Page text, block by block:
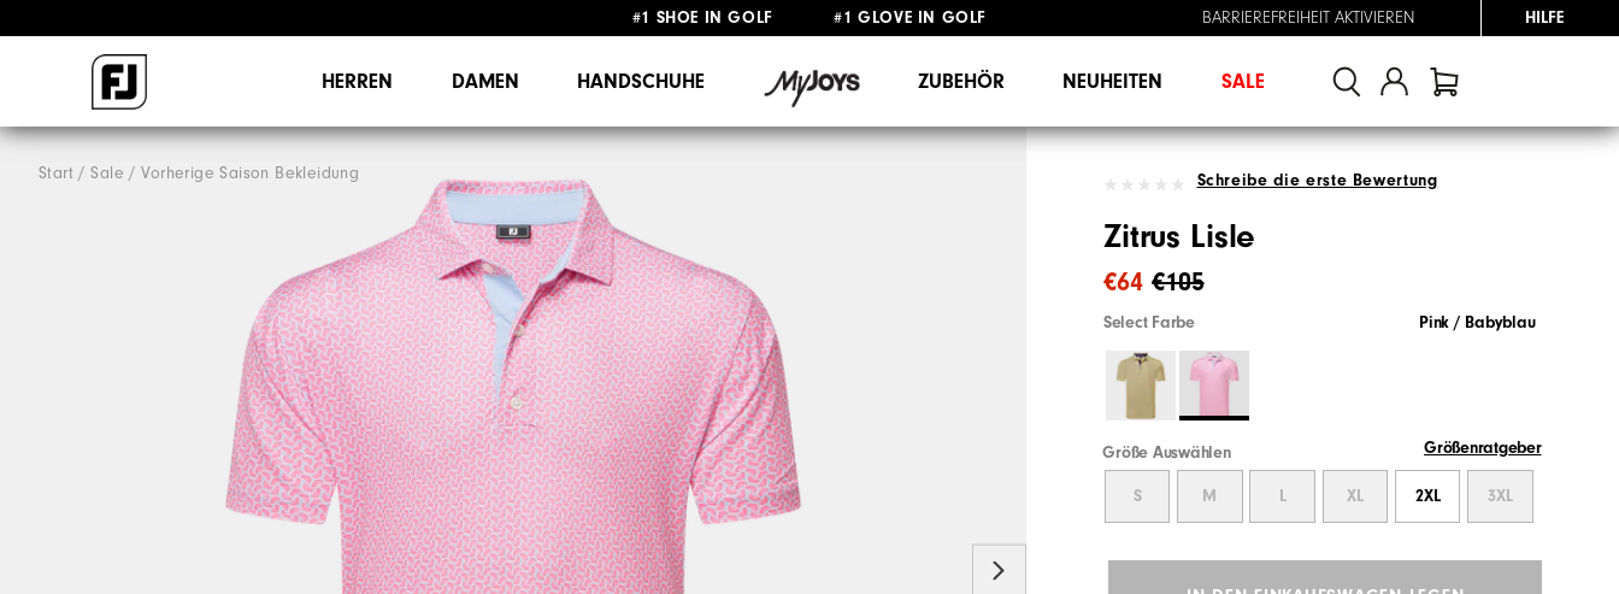
#1 SHOE IN GOLF #1 GLOVE IN GOLF
BARRIEREFREIHEIT AKTIVIEREN HILFE
HERREN DAMEN HANDSCHUHE ZUBEHÖR NEUHEITEN SALE
Start Sale Vorherige Saison Bekleidung Schreibe die erste Bewertung
Zitrus Lisle
€105
€64
Select Farbe Pink / Babyblau
Größe Auswählen Größenratgeber
S M L XL 2XL 3XL